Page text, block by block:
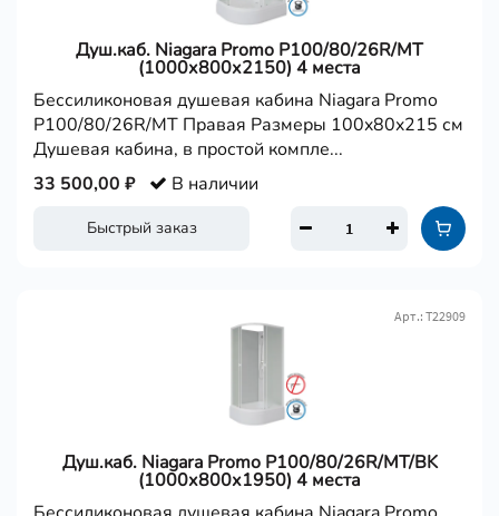
Душ.каб. Niagara Promo P100/80/26R/MT
(1000х800х2150) 4 места
Бессиликоновая душевая кабина Niagara Promo
P100/80/26R/MT Правая Размеры 100x80x215 см
Душевая кабина, в простой компле...
Быстрый заказ
33 500,00 ₽ В наличии
Душ.каб. Niagara Promo P100/80/26R/MT/BK
(1000х800х1950) 4 места
Арт.: Т22909